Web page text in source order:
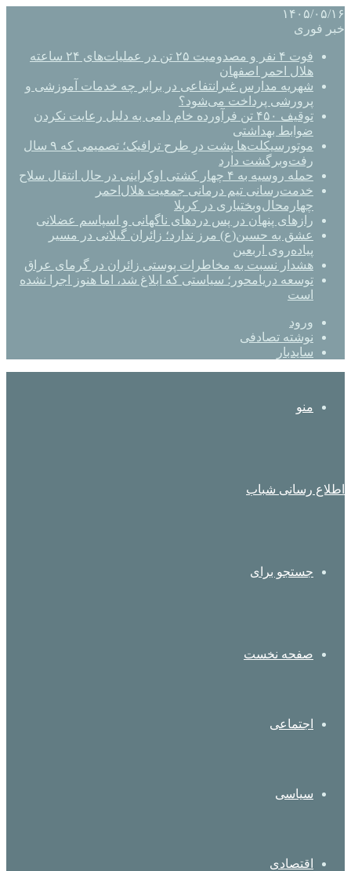
۱۴۰۵/۰۵/۱۶
خبر فوری
فوت ۴ نفر و مصدومیت ۲۵ تن در عملیات‌های ۲۴ ساعته
هلال احمر اصفهان
شهریه مدارس غیرانتفاعی در برابر چه خدمات آموزشی و
پرورشی پرداخت می‌شود؟
توقیف ۴۵۰ تن فرآورده خام دامی به دلیل رعایت نکردن
ضوابط بهداشتی
موتورسیکلت‌ها پشت درِ طرح ترافیک؛ تصمیمی که ۹ سال
رفت‌وبرگشت دارد
حمله روسیه به ۴ چهار کشتی اوکراینی در حال انتقال سلاح
خدمت‌رسانی تیم درمانی جمعیت هلال‌احمر
چهارمحال‌وبختیاری در کربلا
رازهای پنهان در پس دردهای ناگهانی و اسپاسم عضلانی
عشق به حسین(ع) مرز ندارد؛ زائران گیلانی در مسیر
پیاده‌روی اربعین
هشدار نسبت به مخاطرات پوستی زائران در گرمای عراق
توسعه دریامحور؛ سیاستی که ابلاغ شد، اما هنوز اجرا نشده
است
ورود
نوشته تصادفی
سایدبار
منو
اطلاع رسانی شباب
جستجو برای
صفحه نخست
اجتماعی
سیاسی
اقتصادی